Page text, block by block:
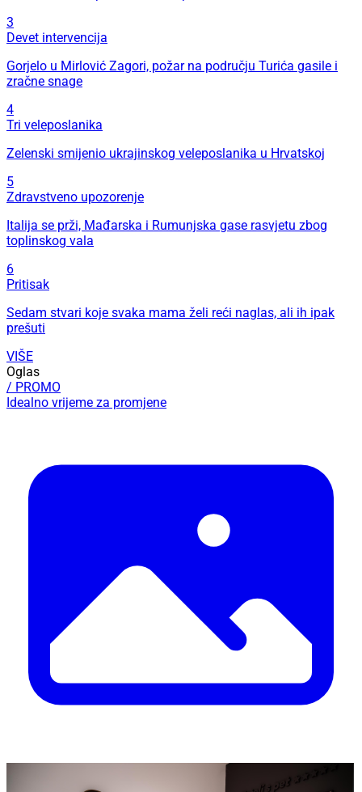
3
Devet intervencija
Gorjelo u Mirlović Zagori, požar na području Turića gasile i
zračne snage
4
Tri veleposlanika
Zelenski smijenio ukrajinskog veleposlanika u Hrvatskoj
5
Zdravstveno upozorenje
Italija se prži, Mađarska i Rumunjska gase rasvjetu zbog
toplinskog vala
6
Pritisak
Sedam stvari koje svaka mama želi reći naglas, ali ih ipak
prešuti
VIŠE
Oglas
/ PROMO
Idealno vrijeme za promjene